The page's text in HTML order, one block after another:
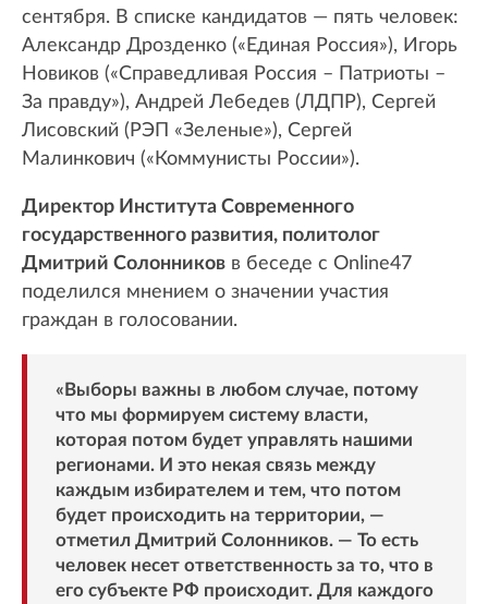
сентября. В списке кандидатов — пять человек:
Александр Дрозденко («Единая Россия»), Игорь
Новиков («Справедливая Россия – Патриоты –
За правду»), Андрей Лебедев (ЛДПР), Сергей
Лисовский (РЭП «Зеленые»), Сергей
Малинкович («Коммунисты России»).
Директор Института Современного
государственного развития, политолог
Дмитрий Солонников в беседе с Online47
поделился мнением о значении участия
граждан в голосовании.
«Выборы важны в любом случае, потому
что мы формируем систему власти,
которая потом будет управлять нашими
регионами. И это некая связь между
каждым избирателем и тем, что потом
будет происходить на территории, —
отметил Дмитрий Солонников. — То есть
человек несет ответственность за то, что в
его субъекте РФ происходит. Для каждого